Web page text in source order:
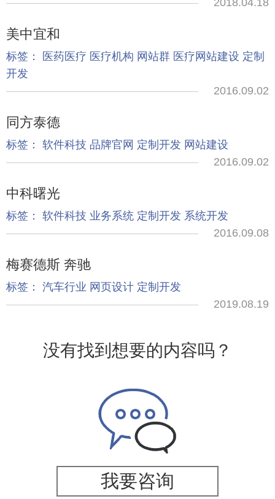
2018.04.18
美中宜和
标签： 医药医疗 医疗机构 网站群 医疗网站建设 定制
开发
2016.09.02
同方泰德
标签： 软件科技 品牌官网 定制开发 网站建设
2016.09.02
中科曙光
标签： 软件科技 业务系统 定制开发 系统开发
2016.09.08
梅赛德斯 奔驰
标签： 汽车行业 网页设计 定制开发
2019.08.19
没有找到想要的内容吗？
我要咨询